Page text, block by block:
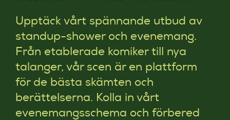
Upptäck vårt spännande utbud av
standup-shower och evenemang.
Från etablerade komiker till nya
talanger, vår scen är en plattform
för de bästa skämten och
berättelserna. Kolla in vårt
evenemangsschema och förbered